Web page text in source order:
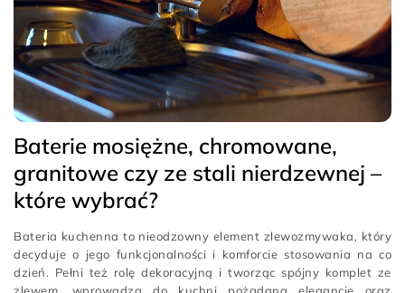
Baterie mosiężne, chromowane,
granitowe czy ze stali nierdzewnej –
które wybrać?
Bateria kuchenna to nieodzowny element zlewozmywaka, który
decyduje o jego funkcjonalności i komforcie stosowania na co
dzień. Pełni też rolę dekoracyjną i tworząc spójny komplet ze